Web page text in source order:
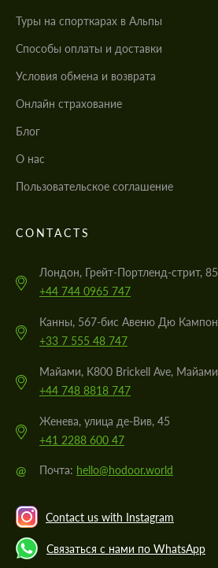
Туры на спорткарах в Альпы
Cпособы оплаты и доставки
Условия обмена и возврата
Онлайн страхование
Блог
О нас
Пользовательское соглашение
CONTACTS
Лондон, Грейт-Портленд-стрит, 85
+44 744 0965 747
Канны, 567-бис Авеню Дю Кампон
+33 7 555 48 747
Майами, K800 Brickell Ave, Майами
+44 748 8818 747
Женева, улица де-Вив, 45
+41 2288 600 47
@ Почта: hello@hodoor.world
Contact us with Instagram
Связаться с нами по WhatsApp